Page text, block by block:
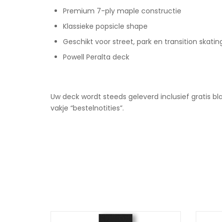
Premium 7-ply maple constructie
Klassieke popsicle shape
Geschikt voor street, park en transition
Powell Peralta deck
Uw deck wordt steeds geleverd inclusief gratis
vakje “bestelnotities”.